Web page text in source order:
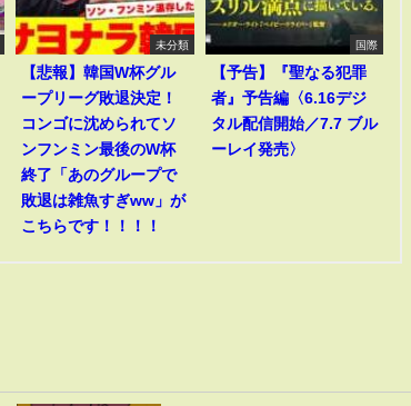
未分類
【悲報】韓国W杯グル
ープリーグ敗退決定！
コンゴに沈められてソ
ンフンミン最後のW杯
終了「あのグループで
敗退は雑魚すぎww」が
こちらです！！！！
国際
【予告】『聖なる犯罪
者』予告編〈6.16デジ
タル配信開始／7.7 ブル
ーレイ発売〉